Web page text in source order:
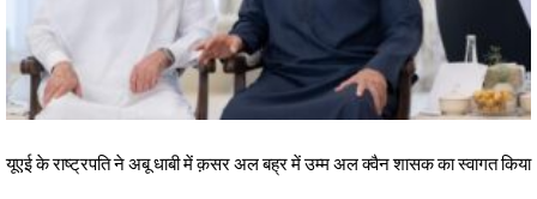
यूएई के राष्ट्रपति ने अबू धाबी में क़सर अल बह्र में उम्म अल क्वैन शासक का स्वागत किया